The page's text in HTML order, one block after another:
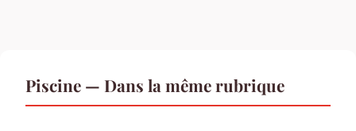
Piscine — Dans la même rubrique